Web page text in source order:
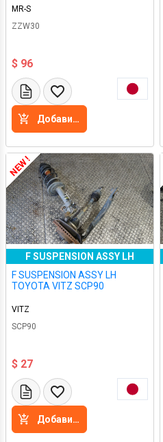
MR-S
ZZW30
$ 96
Добавить в корзину
NEW !
F SUSPENSION ASSY LH
F SUSPENSION ASSY LH
TOYOTA VITZ SCP90
VITZ
SCP90
$ 27
Добавить в корзину